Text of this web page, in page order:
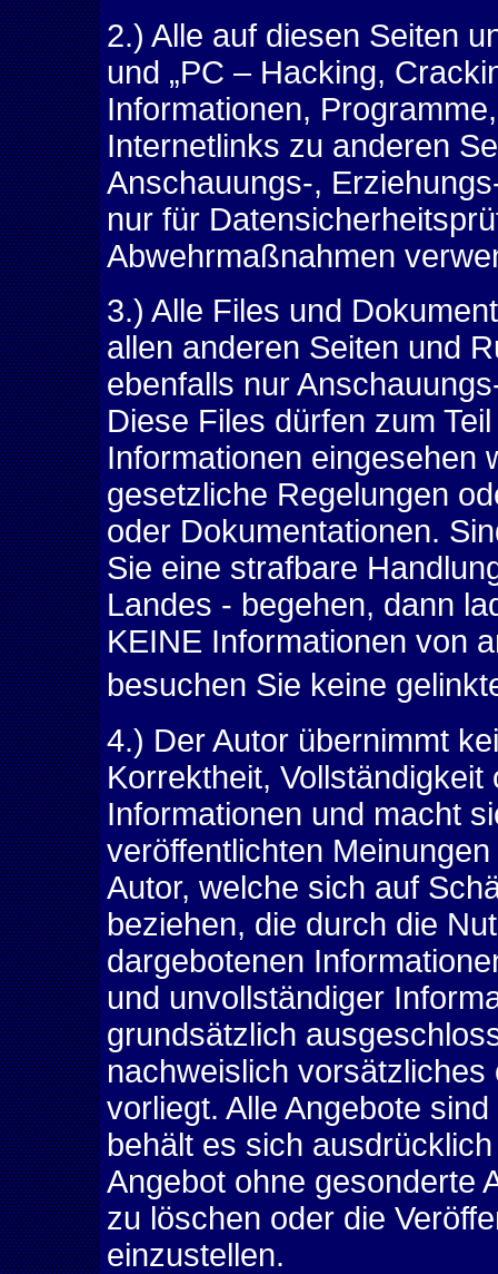
2.) Alle auf diesen Seiten
und „PC – Hacking,
Informationen,
Internetlinks zu anderen
Anschauungs-,
nur für
Abwehrmaßnahmen
3.) Alle Files und
allen anderen Seiten und
ebenfalls nur
Diese Files dürfen zum
Informationen eingesehen
gesetzliche Regelungen
oder Dokumentationen.
Sie eine strafbare
Landes - begehen, dann
KEINE Informationen von
besuchen Sie keine
4.) Der Autor übernimmt
Korrektheit,
Informationen und macht
veröffentlichten
Autor, welche sich auf
beziehen, die durch die
dargebotenen
und unvollständiger
grundsätzlich
nachweislich
vorliegt. Alle Angebote
behält es sich
Angebot ohne gesonderte
zu löschen oder die
einzustellen.